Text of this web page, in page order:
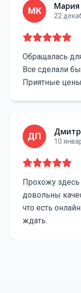
МК Мария
22
Обращалась
Все сделали
Приятные
ДП 10
Прохожу здесь
довольны
что есть
ждать.